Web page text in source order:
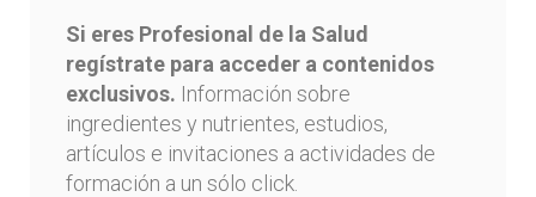
Si eres Profesional de la Salud
regístrate para acceder a contenidos
exclusivos. Información sobre
ingredientes y nutrientes, estudios,
artículos e invitaciones a actividades de
formación a un sólo click.